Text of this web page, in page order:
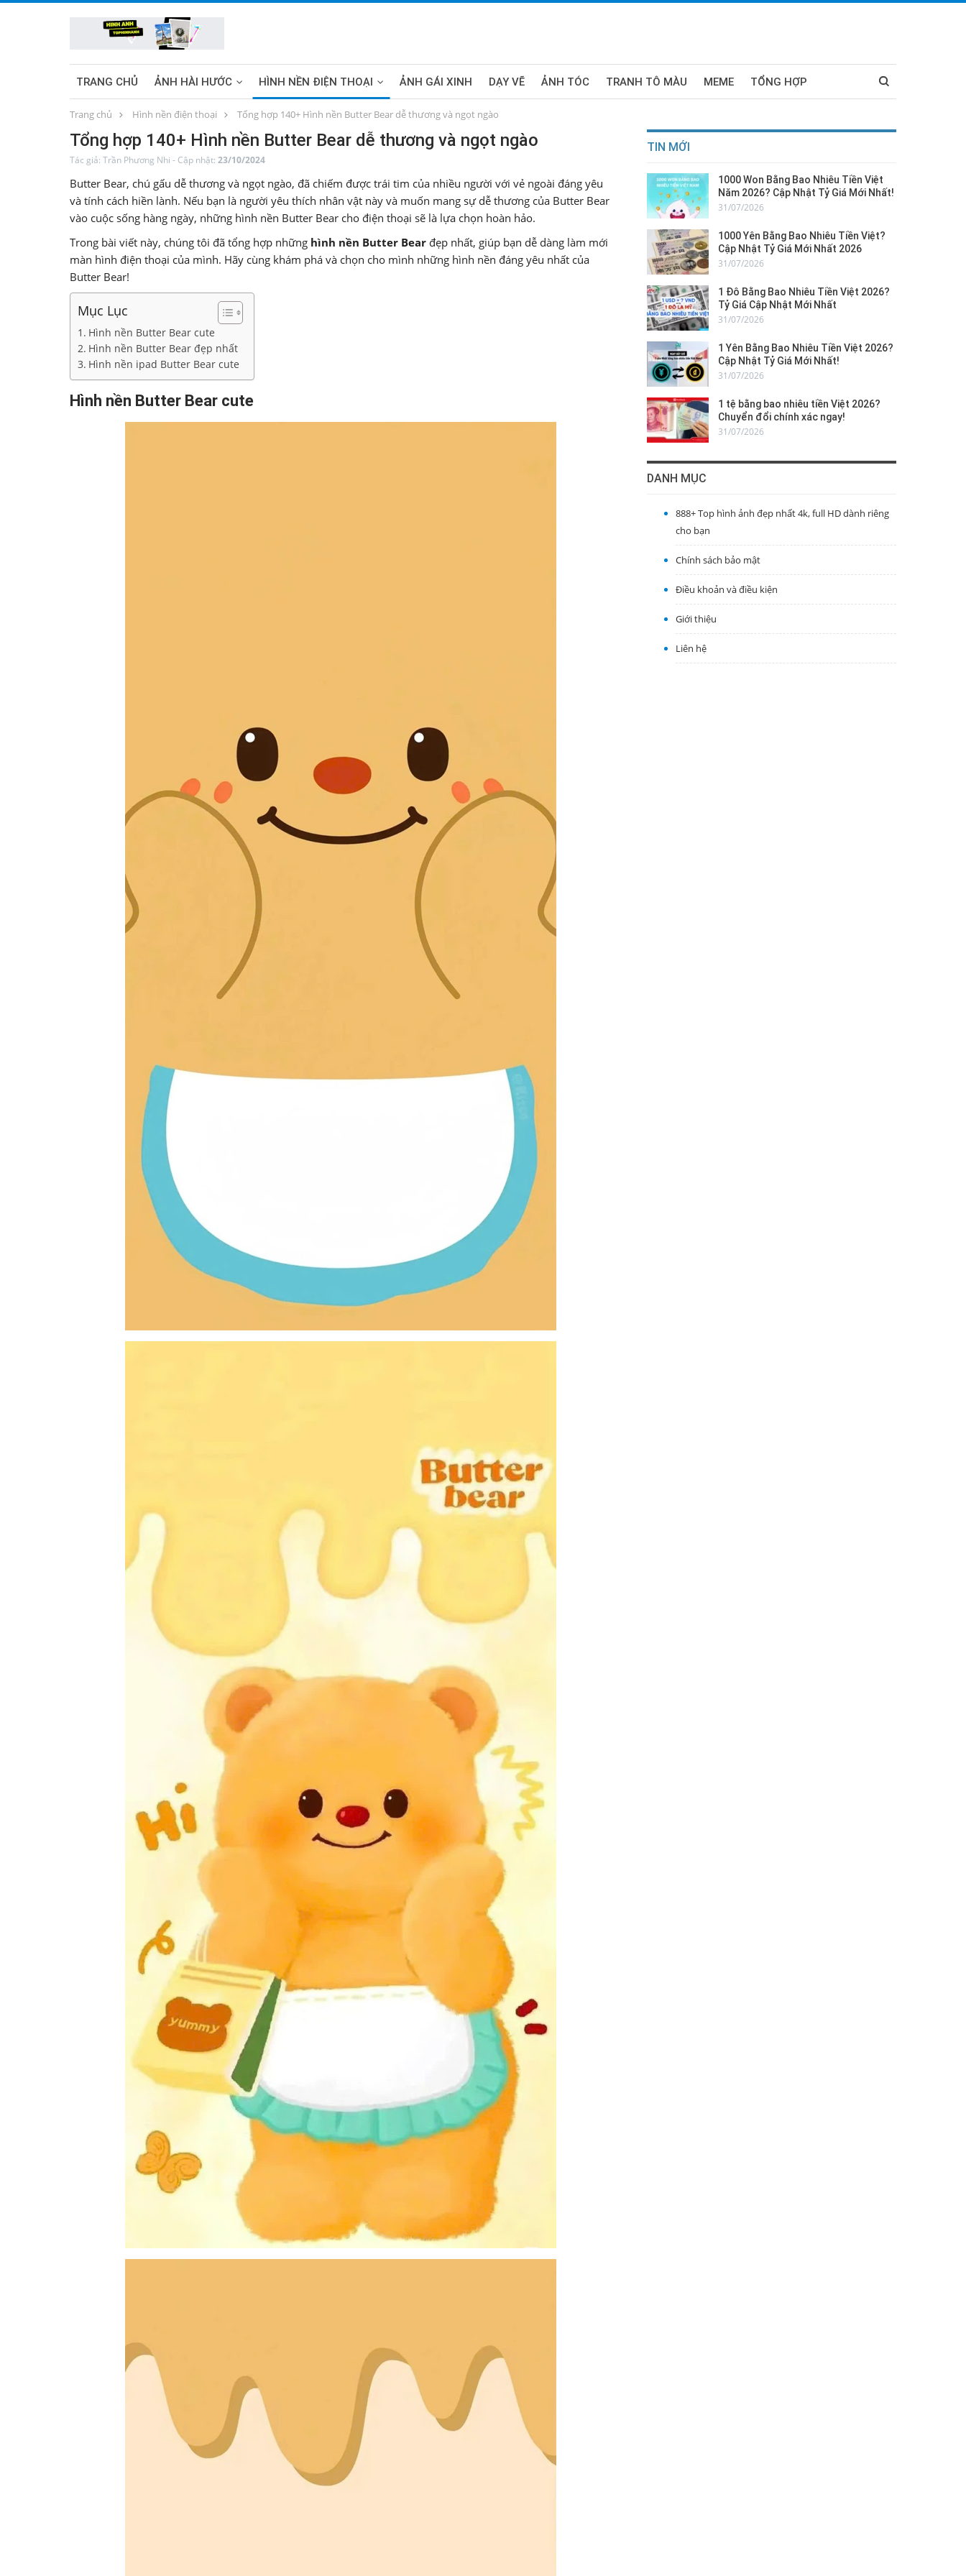
TRANG CHỦ ẢNH HÀI HƯỚC HÌNH NỀN ĐIỆN THOẠI ẢNH GÁI XINH DẠY VẼ ẢNH TÓC TRANH TÔ MÀU MEME TỔNG HỢP
HÌNH NỀN MÁY TÍNH SUNWIN
Trang chủ Hình nền điện thoại Tổng hợp 140+ Hình nền Butter Bear dễ thương và ngọt ngào
Tổng hợp 140+ Hình nền Butter Bear dễ thương và ngọt ngào
Tác giả: Trần Phương Nhi - Cập nhật: 23/10/2024
Butter Bear, chú gấu dễ thương và ngọt ngào, đã chiếm được trái tim của nhiều người với vẻ ngoài đáng yêu
và tính cách hiền lành. Nếu bạn là người yêu thích nhân vật này và muốn mang sự dễ thương của Butter Bear
vào cuộc sống hàng ngày, những hình nền Butter Bear cho điện thoại sẽ là lựa chọn hoàn hảo.
Trong bài viết này, chúng tôi đã tổng hợp những hình nền Butter Bear đẹp nhất, giúp bạn dễ dàng làm mới
màn hình điện thoại của mình. Hãy cùng khám phá và chọn cho mình những hình nền đáng yêu nhất của
Butter Bear!
Mục Lục
Hình nền Butter Bear cute
Hình nền Butter Bear đẹp nhất
Hình nền ipad Butter Bear cute
Hình nền Butter Bear cute
TIN MỚI
1000 Won Bằng Bao Nhiêu Tiền Việt
Năm 2026? Cập Nhật Tỷ Giá Mới Nhất!
31/07/2026
1000 Yên Bằng Bao Nhiêu Tiền Việt?
Cập Nhật Tỷ Giá Mới Nhất 2026
31/07/2026
1 Đô Bằng Bao Nhiêu Tiền Việt 2026?
Tỷ Giá Cập Nhật Mới Nhất
31/07/2026
1 Yên Bằng Bao Nhiêu Tiền Việt 2026?
Cập Nhật Tỷ Giá Mới Nhất!
31/07/2026
1 tệ bằng bao nhiêu tiền Việt 2026?
Chuyển đổi chính xác ngay!
31/07/2026
DANH MỤC
888+ Top hình ảnh đẹp nhất 4k, full HD dành riêng
cho bạn
Chính sách bảo mật
Điều khoản và điều kiện
Giới thiệu
Liên hệ